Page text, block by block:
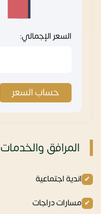
السعر الإجمالي:
حساب السعر
المرافق والخدمات
اندية اجتماعية
مسارات دراجات